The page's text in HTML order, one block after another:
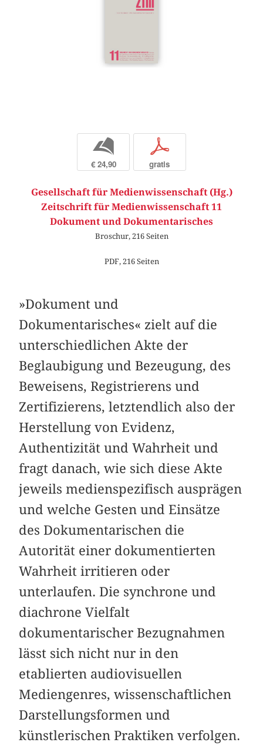
b
€ 24,90
p
gratis
Gesellschaft für Medienwissenschaft (Hg.)
Zeitschrift für Medienwissenschaft 11
Dokument und Dokumentarisches
Broschur, 216 Seiten
PDF, 216 Seiten
»Dokument und
Dokumentarisches« zielt auf die
unterschiedlichen Akte der
Beglaubigung und Bezeugung, des
Beweisens, Registrierens und
Zertifizierens, letztendlich also der
Herstellung von Evidenz,
Authentizität und Wahrheit und
fragt danach, wie sich diese Akte
jeweils medienspezifisch ausprägen
und welche Gesten und Einsätze
des Dokumentarischen die
Autorität einer dokumentierten
Wahrheit irritieren oder
unterlaufen. Die synchrone und
diachrone Vielfalt
dokumentarischer Bezugnahmen
lässt sich nicht nur in den
etablierten audiovisuellen
Mediengenres, wissenschaftlichen
Darstellungsformen und
künstlerischen Praktiken verfolgen.